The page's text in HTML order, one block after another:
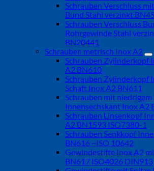
Schrauben Verschluss
Bund Stahl verzinkt BN45
Schrauben Verschluss
Rohrgewinde Stahl
BN20441
Schrauben metrisch Inox A2
Schrauben Zylinderkopf
A2 BN610
Schrauben Zylinderkopf
Schaft Inox A2 BN611
Schrauben mit
Innensechskant Inox A2
Schrauben Linsenkopf
A2 BN1593 ISO7380-1
Schrauben Senkkopf
BN616 ~ISO 10642
Gewindestifte Inox A2
BN617 ISO4026 DIN913